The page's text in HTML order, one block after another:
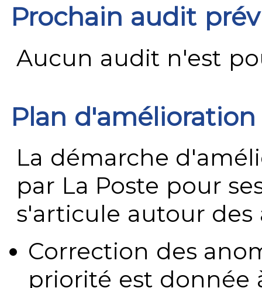
Prochain audit
Aucun audit n'est
Plan
La démarche
par La Poste pour
s'articule autour des
Correction des
priorité est donnée